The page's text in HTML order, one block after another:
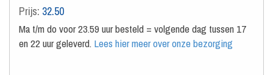
Prijs: 32.50
Ma t/m do voor 23.59 uur besteld = volgende dag tussen 17
en 22 uur geleverd. Lees hier meer over onze bezorging